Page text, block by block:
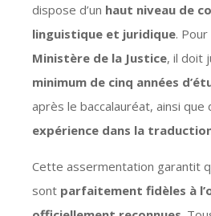
dispose d’un haut niveau de
linguistique et juridique.
Ministère de la Justice, il doit
minimum de cinq années
après le baccalauréat, ainsi que
expérience dans la
Cette assermentation garantit
sont parfaitement fidèles à